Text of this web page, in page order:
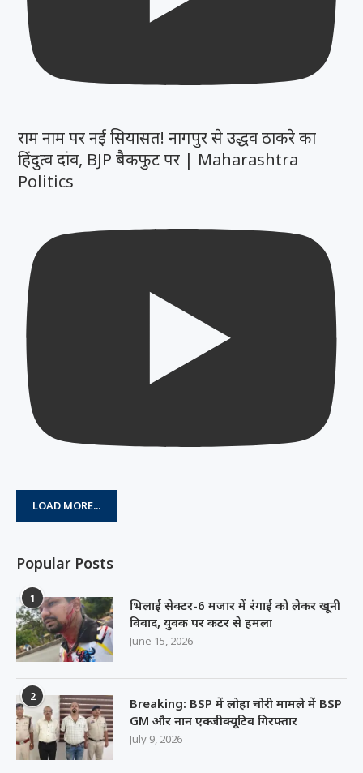
राम नाम पर नई सियासत! नागपुर से उद्धव ठाकरे का
हिंदुत्व दांव, BJP बैकफुट पर | Maharashtra
Politics
LOAD MORE...
Popular Posts
1
भिलाई सेक्टर-6 मजार में रंगाई को लेकर खूनी
विवाद, युवक पर कटर से हमला
June 15, 2026
2
Breaking: BSP में लोहा चोरी मामले में BSP
GM और नान एक्जीक्यूटिव गिरफ्तार
July 9, 2026